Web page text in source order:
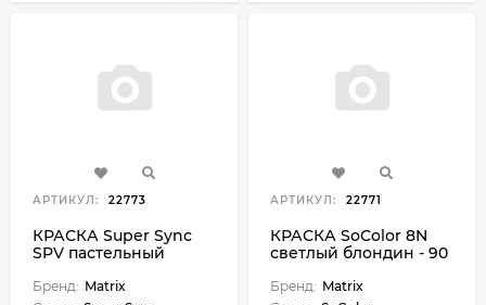
АРТИКУЛ: 22773
КРАСКА Super Sync
SPV пастельный
Бренд: Matrix
АРТИКУЛ: 22771
КРАСКА SoColor 8N
светлый блондин - 90
Бренд: Matrix